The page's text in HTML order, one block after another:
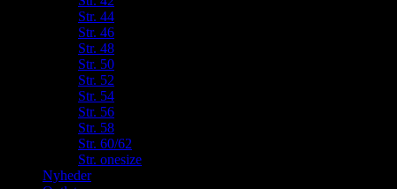
Str. 44
Str. 46
Str. 48
Str. 50
Str. 52
Str. 54
Str. 56
Str. 58
Str. 60/62
Str. onesize
Nyheder